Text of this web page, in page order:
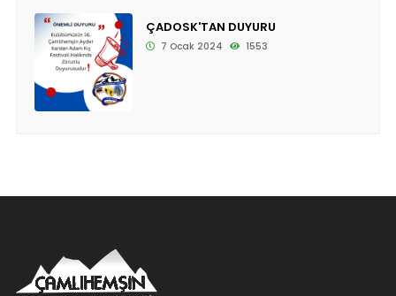
ÇADOSK'TAN DUYURU
7 Ocak 2024 1553